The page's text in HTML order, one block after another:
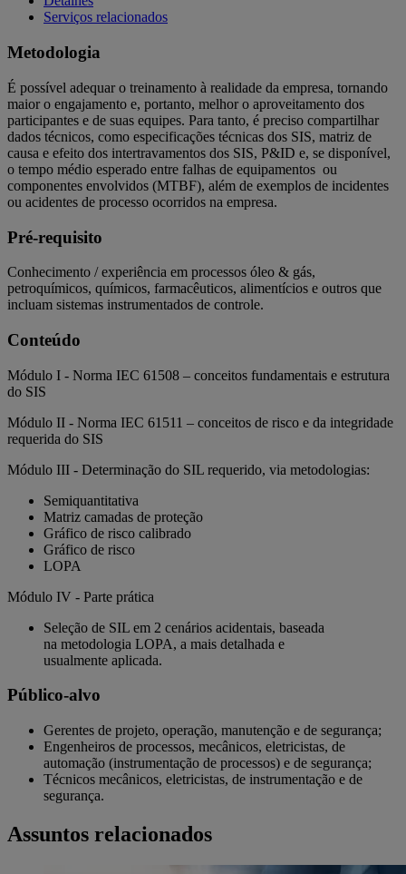
Serviços relacionados
Metodologia
É possível adequar o treinamento à realidade da empresa, tornando
maior o engajamento e, portanto, melhor o aproveitamento dos
participantes e de suas equipes. Para tanto, é preciso compartilhar
dados técnicos, como especificações técnicas dos SIS, matriz de
causa e efeito dos intertravamentos dos SIS, P&ID e, se disponível,
o tempo médio esperado entre falhas de equipamentos ou
componentes envolvidos (MTBF), além de exemplos de incidentes
ou acidentes de processo ocorridos na empresa.
Pré-requisito
Conhecimento / experiência em processos óleo & gás,
petroquímicos, químicos, farmacêuticos, alimentícios e outros que
incluam sistemas instrumentados de controle.
Conteúdo
Módulo I - Norma IEC 61508 – conceitos fundamentais e estrutura
do SIS
Módulo II - Norma IEC 61511 – conceitos de risco e da integridade
requerida do SIS
Módulo III - Determinação do SIL requerido, via metodologias:
Semiquantitativa
Matriz camadas de proteção
Gráfico de risco calibrado
Gráfico de risco
LOPA
Módulo IV - Parte prática
Seleção de SIL em 2 cenários acidentais, baseada
na metodologia LOPA, a mais detalhada e
usualmente aplicada.
Público-alvo
Gerentes de projeto, operação, manutenção e de segurança;
Engenheiros de processos, mecânicos, eletricistas, de
automação (instrumentação de processos) e de segurança;
Técnicos mecânicos, eletricistas, de instrumentação e de
segurança.
Assuntos relacionados